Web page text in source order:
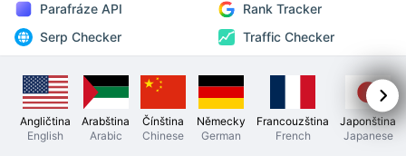
Parafráze API
Rank Tracker
Serp Checker
Traffic Checker
Angličtina
English
Arabština
Arabic
Čínština
Chinese
Německy
German
Francouzština
French
Japonština
Japanese